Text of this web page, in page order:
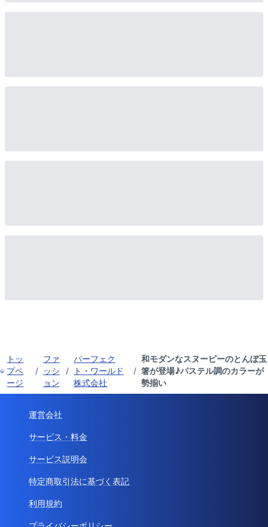
トッ
プペ
ージ
/
ファ
ッシ
ョン
/
パーフェク
ト・ワールド
株式会社
/
和モダンなスヌーピーのとんぼ玉
箸が登場♪パステル調のカラーが
勢揃い
運営会社
サービス・料金
サービス説明会
特定商取引法に基づく表記
利用規約